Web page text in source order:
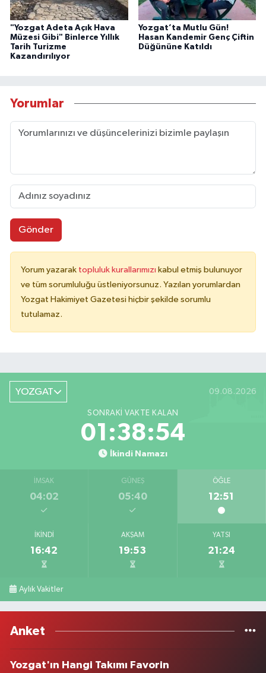
"Yozgat Adeta Açık Hava
Müzesi Gibi" Binlerce Yıllık
Tarih Turizme
Kazandırılıyor
Yozgat’ta Mutlu Gün!
Hasan Kandemir Genç Çiftin
Düğününe Katıldı
Yorumlar
Gönder
Yorum yazarak topluluk kurallarımızı kabul etmiş bulunuyor
ve tüm sorumluluğu üstleniyorsunuz. Yazılan yorumlardan
Yozgat Hakimiyet Gazetesi hiçbir şekilde sorumlu
tutulamaz.
YOZGAT 09.08.2026
SONRAKI VAKTE KALAN
01:38:54
İkindi Namazı
İMSAK
04:02
GÜNEŞ
05:40
ÖĞLE
12:51
İKINDI
16:42
AKŞAM
19:53
YATSI
21:24
Aylık Vakitler
Anket
Yozgat'ın Hangi Takımı Favorin